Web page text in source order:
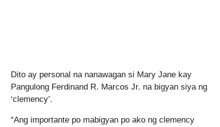
Dito ay personal na nanawagan si Mary Jane kay
Pangulong Ferdinand R. Marcos Jr. na bigyan siya ng
‘clemency’.
“Ang importante po mabigyan po ako ng clemency